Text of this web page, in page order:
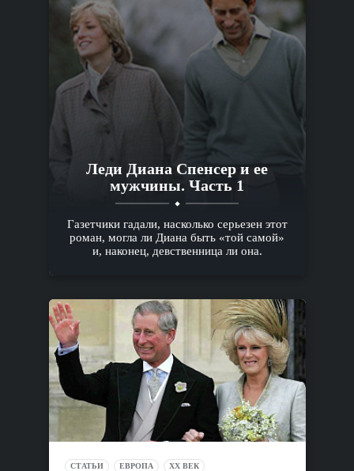
Леди Диана Спенсер и ее
мужчины. Часть 1
Газетчики гадали, насколько серьезен этот
роман, могла ли Диана быть «той самой»
и, наконец, девственница ли она.
СТАТЬИ ЕВРОПА XX ВЕК